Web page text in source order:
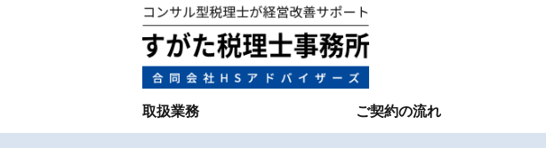
取扱業務 ご契約の流れ